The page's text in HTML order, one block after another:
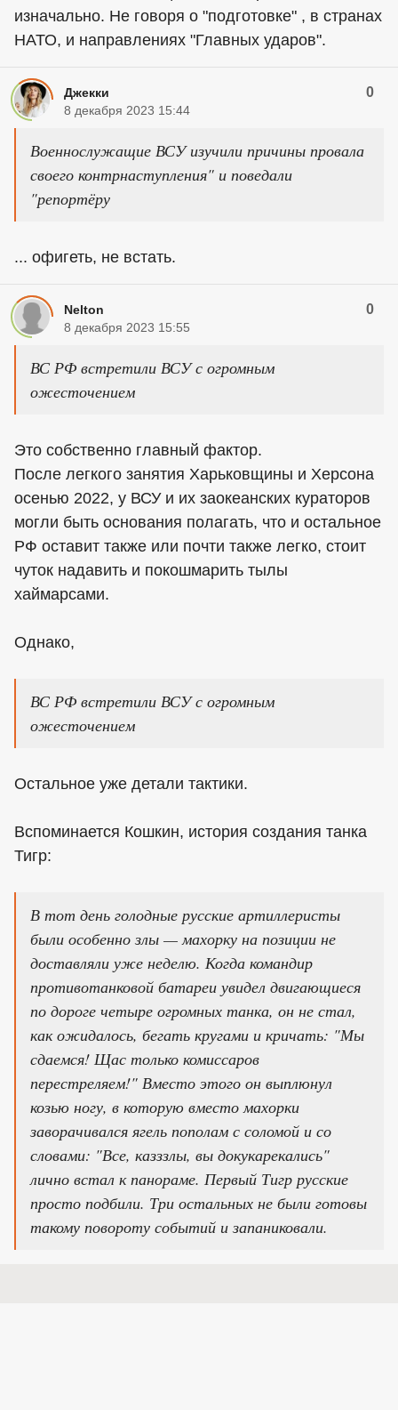
изначально. Не говоря о "подготовке" , в странах
НАТО, и направлениях "Главных ударов".
Джекки 0
8 декабря 2023 15:44
Военнослужащие ВСУ изучили причины провала
своего контрнаступления" и поведали
"репортёру
... офигеть, не встать.
Nelton 0
8 декабря 2023 15:55
ВС РФ встретили ВСУ с огромным
ожесточением
Это собственно главный фактор.
После легкого занятия Харьковщины и Херсона
осенью 2022, у ВСУ и их заокеанских кураторов
могли быть основания полагать, что и остальное
РФ оставит также или почти также легко, стоит
чуток надавить и покошмарить тылы
хаймарсами.
Однако,
ВС РФ встретили ВСУ с огромным
ожесточением
Остальное уже детали тактики.
Вспоминается Кошкин, история создания танка
Тигр:
В тот день голодные русские артиллеристы
были особенно злы — махорку на позиции не
доставляли уже неделю. Когда командир
противотанковой батареи увидел двигающиеся
по дороге четыре огромных танка, он не стал,
как ожидалось, бегать кругами и кричать: "Мы
сдаемся! Щас только комиссаров
перестреляем!" Вместо этого он выплюнул
козью ногу, в которую вместо махорки
заворачивался ягель пополам с соломой и со
словами: "Все, казззлы, вы докукарекались"
лично встал к панораме. Первый Тигр русские
просто подбили. Три остальных не были готовы
такому повороту событий и запаниковали.